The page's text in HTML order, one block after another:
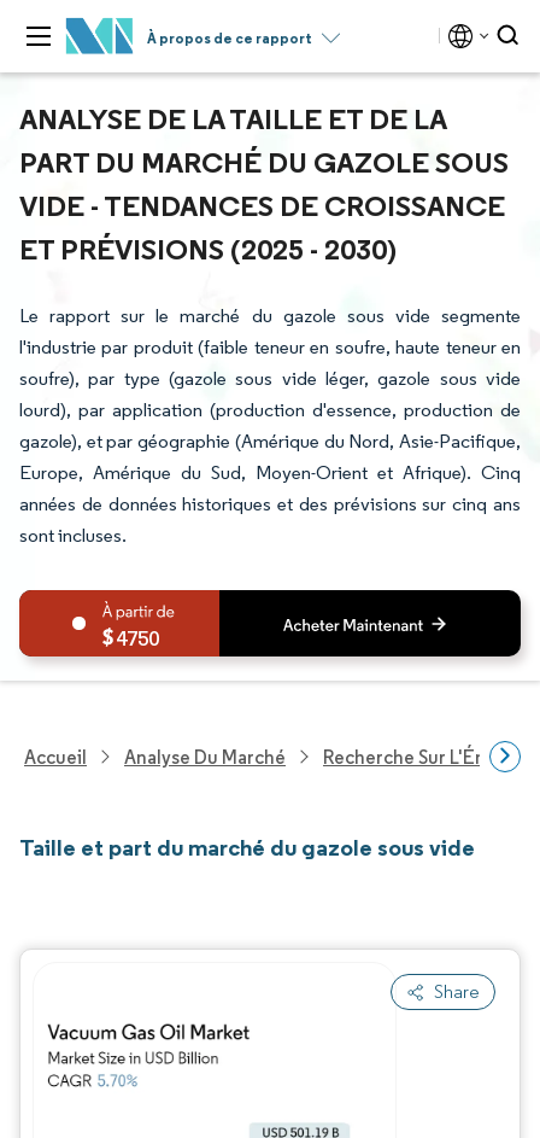
À propos de ce rapport
ANALYSE DE LA TAILLE ET DE LA
PART DU MARCHÉ DU GAZOLE SOUS
VIDE - TENDANCES DE CROISSANCE
ET PRÉVISIONS (2025 - 2030)
Le rapport sur le marché du gazole sous vide segmente
l'industrie par produit (faible teneur en soufre, haute teneur en
soufre), par type (gazole sous vide léger, gazole sous vide
lourd), par application (production d'essence, production de
gazole), et par géographie (Amérique du Nord, Asie-Pacifique,
Europe, Amérique du Sud, Moyen-Orient et Afrique). Cinq
années de données historiques et des prévisions sur cinq ans
sont incluses.
4750
Accueil Analyse Du Marché Recherche Sur
Taille et part du marché du gazole sous vide
Share